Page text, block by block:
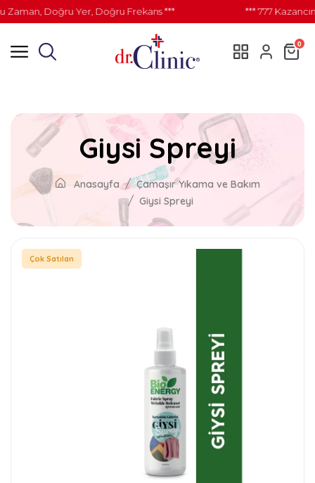
Doğru Yer, Doğru Frekans *** *** 777
0
Giysi Spreyi
Anasayfa
Çamaşır Yıkama ve Bakım
Giysi Spreyi
Çok Satılan